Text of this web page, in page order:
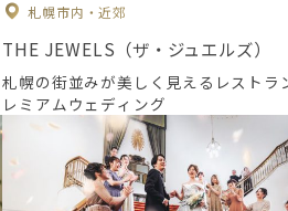
札幌市内・近郊
THE JEWELS（ザ・ジュエルズ）
札幌の街並みが美しく見えるレストラ
レミアムウェディング